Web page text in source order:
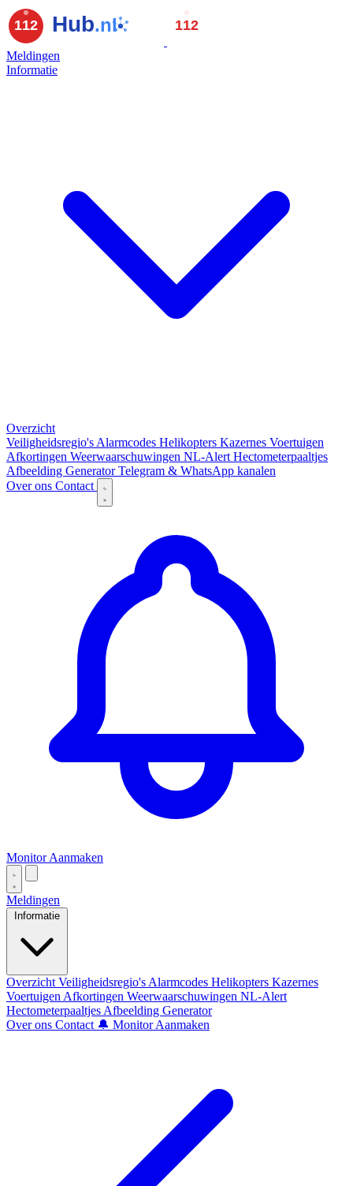
Meldingen
Informatie
Overzicht
Veiligheidsregio's Alarmcodes Helikopters Kazernes Voertuigen
Afkortingen Weerwaarschuwingen NL-Alert Hectometerpaaltjes
Afbeelding GeneratorTelegram & WhatsApp kanalen
Over ons Contact
Monitor Aanmaken
Meldingen
Informatie
Overzicht Veiligheidsregio's Alarmcodes Helikopters Kazernes
Voertuigen Afkortingen Weerwaarschuwingen NL-Alert
Hectometerpaaltjes Afbeelding Generator
Over ons Contact 🔔 Monitor Aanmaken